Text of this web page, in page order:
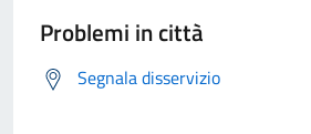
Problemi in città
Segnala disservizio